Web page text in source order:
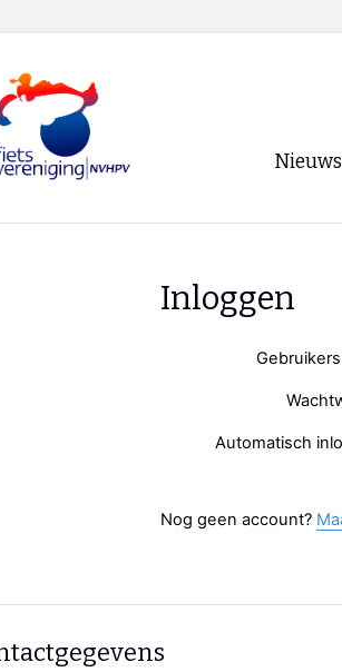
Nieuws
Inloggen
Automatisch
Nog geen account?